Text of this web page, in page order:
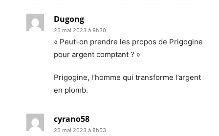
Dugong
25 mai 2023 à 9h30
« Peut-on prendre les propos de Prigogine
pour argent comptant ? »
Prigogine, l’homme qui transforme l’argent
en plomb.
cyrano58
25 mai 2023 à 8h53